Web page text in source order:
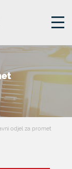
odjel za promet